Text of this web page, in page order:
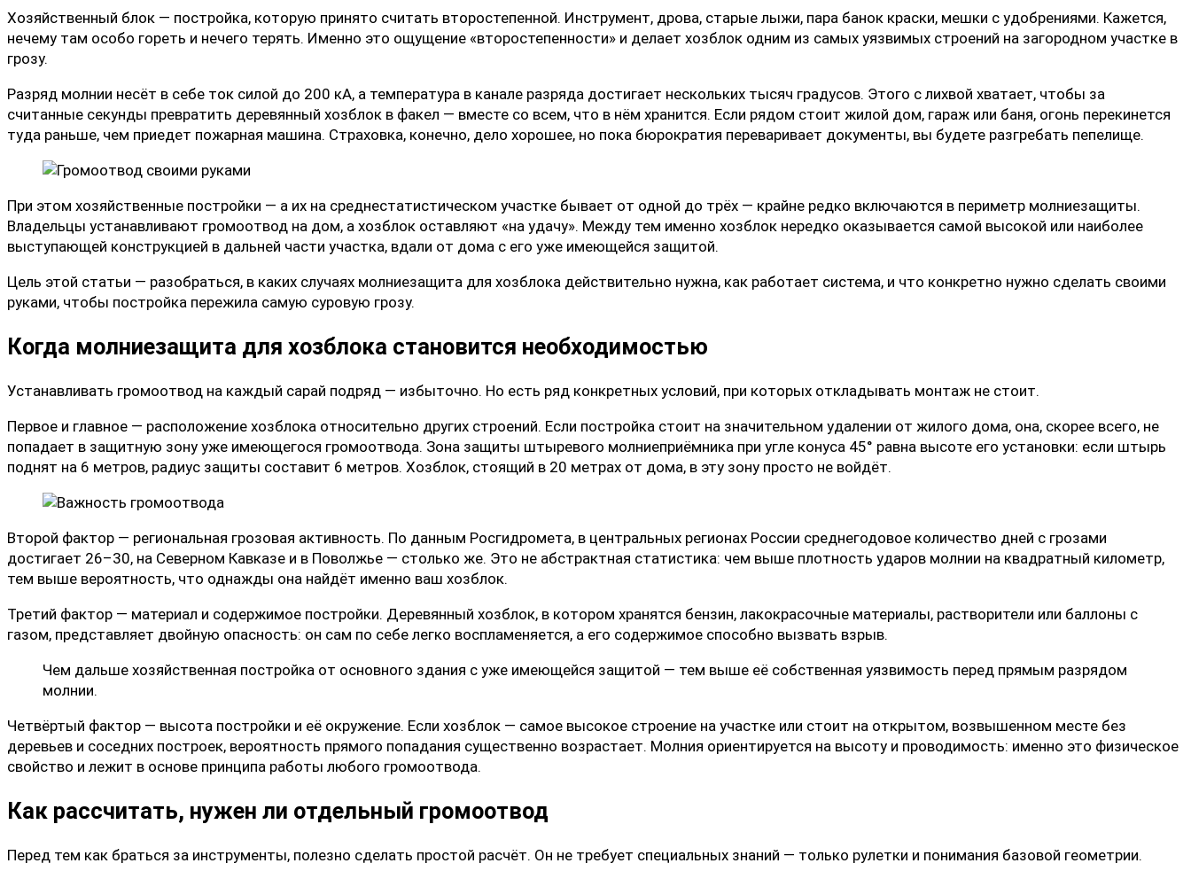
Хозяйственный блок — постройка, которую принято считать второстепенной. Инструмент, дрова, старые лыжи, пара банок краски, мешки с удобрениями. Кажется,
нечему там особо гореть и нечего терять. Именно это ощущение «второстепенности» и делает хозблок одним из самых уязвимых строений на загородном участке в
грозу.
Разряд молнии несёт в себе ток силой до 200 кА, а температура в канале разряда достигает нескольких тысяч градусов. Этого с лихвой хватает, чтобы за
считанные секунды превратить деревянный хозблок в факел — вместе со всем, что в нём хранится. Если рядом стоит жилой дом, гараж или баня, огонь перекинется
туда раньше, чем приедет пожарная машина. Страховка, конечно, дело хорошее, но пока бюрократия переваривает документы, вы будете разгребать пепелище.
При этом хозяйственные постройки — а их на среднестатистическом участке бывает от одной до трёх — крайне редко включаются в периметр молниезащиты.
Владельцы устанавливают громоотвод на дом, а хозблок оставляют «на удачу». Между тем именно хозблок нередко оказывается самой высокой или наиболее
выступающей конструкцией в дальней части участка, вдали от дома с его уже имеющейся защитой.
Цель этой статьи — разобраться, в каких случаях молниезащита для хозблока действительно нужна, как работает система, и что конкретно нужно сделать своими
руками, чтобы постройка пережила самую суровую грозу.
Когда молниезащита для хозблока становится необходимостью
Устанавливать громоотвод на каждый сарай подряд — избыточно. Но есть ряд конкретных условий, при которых откладывать монтаж не стоит.
Первое и главное — расположение хозблока относительно других строений. Если постройка стоит на значительном удалении от жилого дома, она, скорее всего, не
попадает в защитную зону уже имеющегося громоотвода. Зона защиты штыревого молниеприёмника при угле конуса 45° равна высоте его установки: если штырь
поднят на 6 метров, радиус защиты составит 6 метров. Хозблок, стоящий в 20 метрах от дома, в эту зону просто не войдёт.
Второй фактор — региональная грозовая активность. По данным Росгидромета, в центральных регионах России среднегодовое количество дней с грозами
достигает 26–30, на Северном Кавказе и в Поволжье — столько же. Это не абстрактная статистика: чем выше плотность ударов молнии на квадратный километр,
тем выше вероятность, что однажды она найдёт именно ваш хозблок.
Третий фактор — материал и содержимое постройки. Деревянный хозблок, в котором хранятся бензин, лакокрасочные материалы, растворители или баллоны с
газом, представляет двойную опасность: он сам по себе легко воспламеняется, а его содержимое способно вызвать взрыв.
Чем дальше хозяйственная постройка от основного здания с уже имеющейся защитой — тем выше её собственная уязвимость перед прямым разрядом
молнии.
Четвёртый фактор — высота постройки и её окружение. Если хозблок — самое высокое строение на участке или стоит на открытом, возвышенном месте без
деревьев и соседних построек, вероятность прямого попадания существенно возрастает. Молния ориентируется на высоту и проводимость: именно это физическое
свойство и лежит в основе принципа работы любого громоотвода.
Как рассчитать, нужен ли отдельный громоотвод
Перед тем как браться за инструменты, полезно сделать простой расчёт. Он не требует специальных знаний — только рулетки и понимания базовой геометрии.